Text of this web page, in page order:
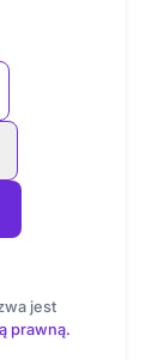
jest
prawną.